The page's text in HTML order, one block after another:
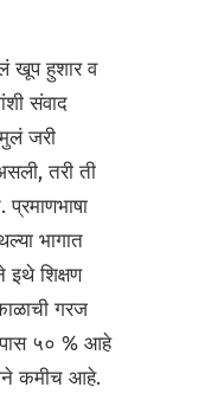
खूप हुशार व
संवाद
जरी
तरी ती
भागात
इथे शिक्षण
गरज
५० % आहे
कमीच आहे.